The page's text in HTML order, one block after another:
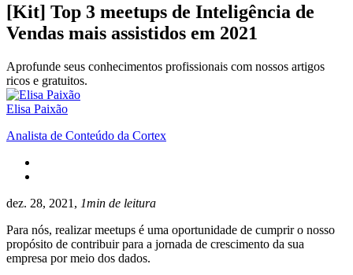
[Kit] Top 3 meetups de Inteligência de
Vendas mais assistidos em 2021
Aprofunde seus conhecimentos profissionais com nossos artigos
ricos e gratuitos.
Elisa Paixão
Analista de Conteúdo da Cortex
dez. 28, 2021, 1min de leitura
Para nós, realizar meetups é uma oportunidade de cumprir o nosso
propósito de contribuir para a jornada de crescimento da sua
empresa por meio dos dados.